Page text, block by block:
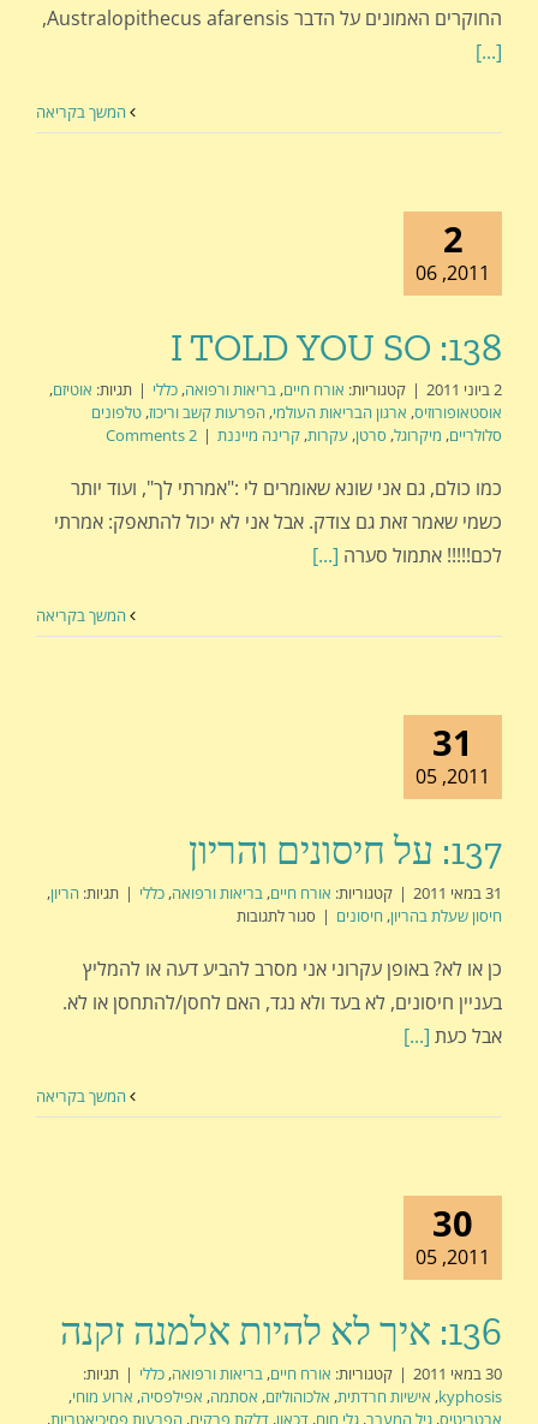
החוקרים האמונים על הדבר Australopithecus afarensis,
[...]
המשך בקריאה
2
2011, 06
138: I TOLD YOU SO
2 ביוני 2011 | קטגוריות: אורח חיים, בריאות ורפואה, כללי | תגיות: אוטיזם,
אוסטאופורוזיס, ארגון הבריאות העולמי, הפרעות קשב וריכוז, טלפונים
סלולריים, מיקרוגל, סרטן, עקרות, קרינה מייננת |
2 Comments
כמו כולם, גם אני שונא שאומרים לי :"אמרתי לך", ועוד יותר
כשמי שאמר זאת גם צודק. אבל אני לא יכול להתאפק: אמרתי
לכם!!!!! אתמול סערה [...]
המשך בקריאה
31
2011, 05
137: על חיסונים והריון
31 במאי 2011 | קטגוריות: אורח חיים, בריאות ורפואה, כללי | תגיות: הריון,
חיסון שעלת בהריון, חיסונים | סגור לתגובותעל
על
חיסונים
והריון
כן או לא? באופן עקרוני אני מסרב להביע דעה או להמליץ
בעניין חיסונים, לא בעד ולא נגד, האם לחסן/להתחסן או לא.
אבל כעת [...]
המשך בקריאה
30
2011, 05
136: איך לא להיות אלמנה זקנה
30 במאי 2011 | קטגוריות: אורח חיים, בריאות ורפואה, כללי | תגיות:
kyphosis
, אישיות חרדתית, אלכוהוליזם, אסתמה, אפילפסיה, ארוע מוחי,
ארטריטיס, גיל המעבר, גלי חום, דכאון, דלקת פרקים, הפרעות פסיכיאטריות,